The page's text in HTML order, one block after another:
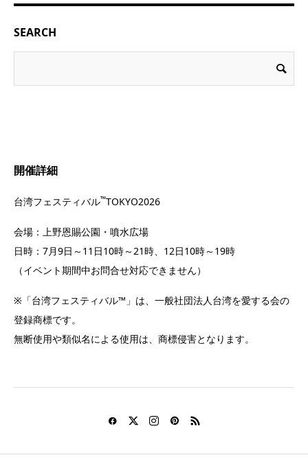
SEARCH
開催詳細
台湾フェスティバル™TOKYO2026
会場：上野恩賜公園・噴水広場
日時：7月9日～11日10時～21時、12日10時～19時
（イベント期間中お問合せ対応できません）
※「台湾フェスティバル™」は、一般社団法人台湾を愛する会の
登録商標です。
無断使用や類似名による使用は、商標侵害となります。